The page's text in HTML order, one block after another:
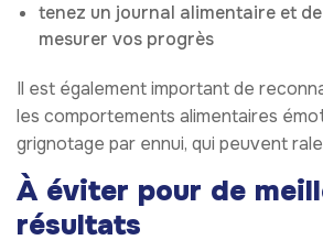
tenez un journal alimentaire et
mesurer vos progrès
Il est également important de
les comportements alimentaires
grignotage par ennui, qui peuvent
À éviter pour de
résultats